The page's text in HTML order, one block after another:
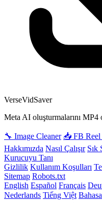
VerseVidSaver
Meta AI oluşturmalarını MP4
🔧 Image Cleaner 📥 FB
Hakkımızda Nasıl Çalışır Sık
Kurucuyu Tanı
Gizlilik Kullanım Koşulları
Sitemap Robots.txt
English Español Français
Nederlands Tiếng Việt